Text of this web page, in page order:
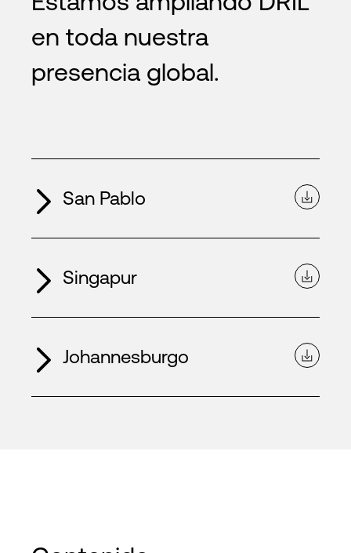
en toda nuestra
presencia global.
San Pablo
Singapur
Johannesburgo